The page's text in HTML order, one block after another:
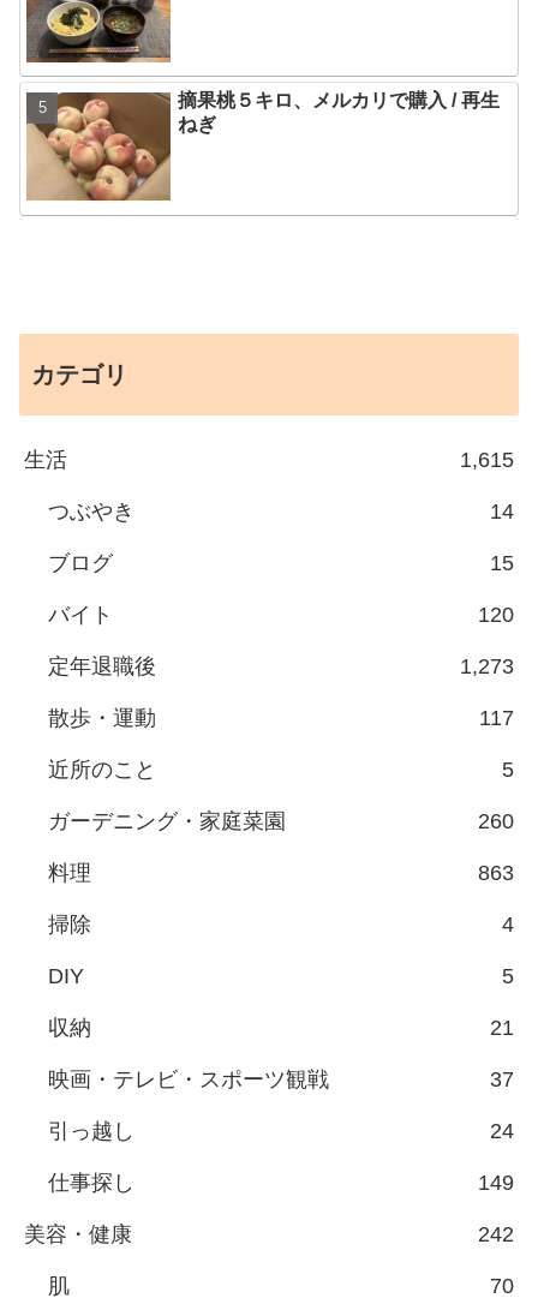
摘果桃５キロ、メルカリで購入 / 再生
ねぎ
カテゴリ
生活 1,615
つぶやき 14
ブログ 15
バイト 120
定年退職後 1,273
散歩・運動 117
近所のこと 5
ガーデニング・家庭菜園 260
料理 863
掃除 4
DIY 5
収納 21
映画・テレビ・スポーツ観戦 37
引っ越し 24
仕事探し 149
美容・健康 242
肌 70